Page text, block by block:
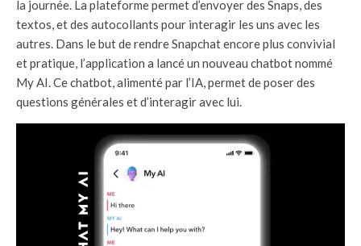
la journée. La plateforme permet d’envoyer des Snaps, des
textos, et des autocollants pour interagir les uns avec les
autres. Dans le but de rendre Snapchat encore plus convivial
et pratique, l’application a lancé un nouveau chatbot nommé
My AI. Ce chatbot, alimenté par l’IA, permet de poser des
questions générales et d’interagir avec lui.